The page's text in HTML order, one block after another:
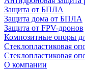
Защита от БПЛА
Защита дома от БПЛА
Защита от FPV-дронов
Композитные опоры
Стеклопластиковая
Стеклопластиковая
О компании